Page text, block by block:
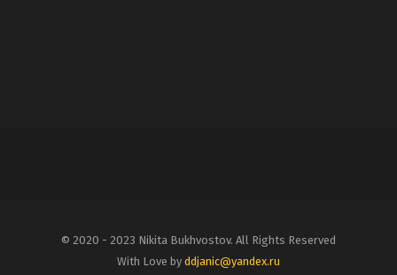
© 2020 - 2023 Nikita Bukhvostov. All Rights Reserved
With Love by ddjanic@yandex.ru